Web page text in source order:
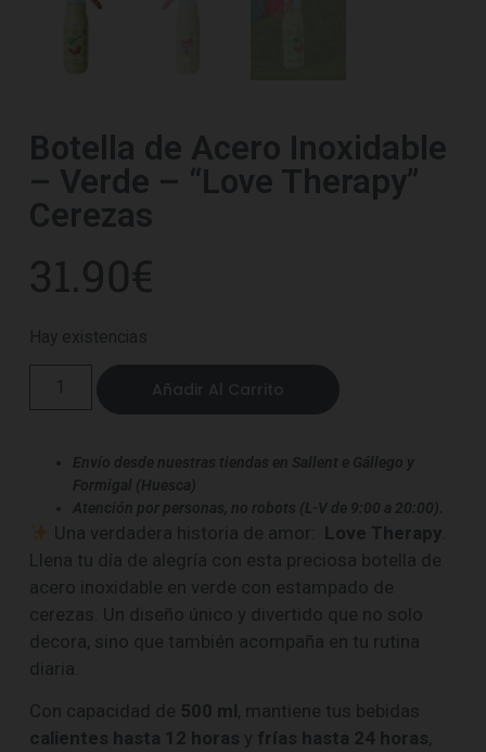
Botella de Acero Inoxidable
– Verde – “Love Therapy”
Cerezas
31.90€
Hay existencias
Añadir Al Carrito
Envío desde nuestras tiendas en Sallent e Gállego y
Formigal (Huesca)
Atención por personas, no robots (L-V de 9:00 a 20:00).
Una verdadera historia de amor: Love Therapy
Llena tu día de alegría con esta preciosa botella de
acero inoxidable en verde con estampado de
cerezas. Un diseño único y divertido que no solo
decora, sino que también acompaña en tu rutina
diaria.
Con capacidad de 500 ml, mantiene tus bebidas
calientes hasta 12 horas y frías hasta 24 horas,